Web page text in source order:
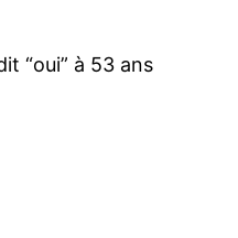
“oui” à 53 ans